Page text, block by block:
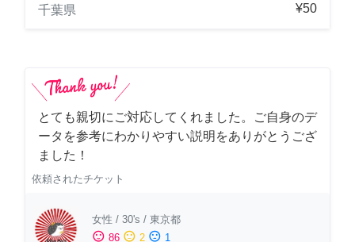
千葉県
¥50
とても親切にご対応してくれました。ご自身のデ
ータを参考にわかりやすい説明をありがとうござ
ました！
依頼されたチケット
女性 / 30's / 東京都
sentiment_satisfied 86 sentiment_neutral 2 sentiment_dissatisfied 1